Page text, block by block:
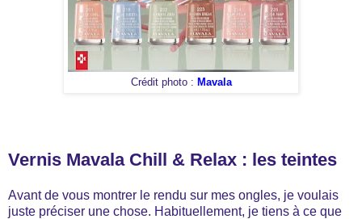
Crédit photo : Mavala
Vernis Mavala Chill & Relax : les teintes
Avant de vous montrer le rendu sur mes ongles, je voulais
juste préciser une chose. Habituellement, je tiens à ce que